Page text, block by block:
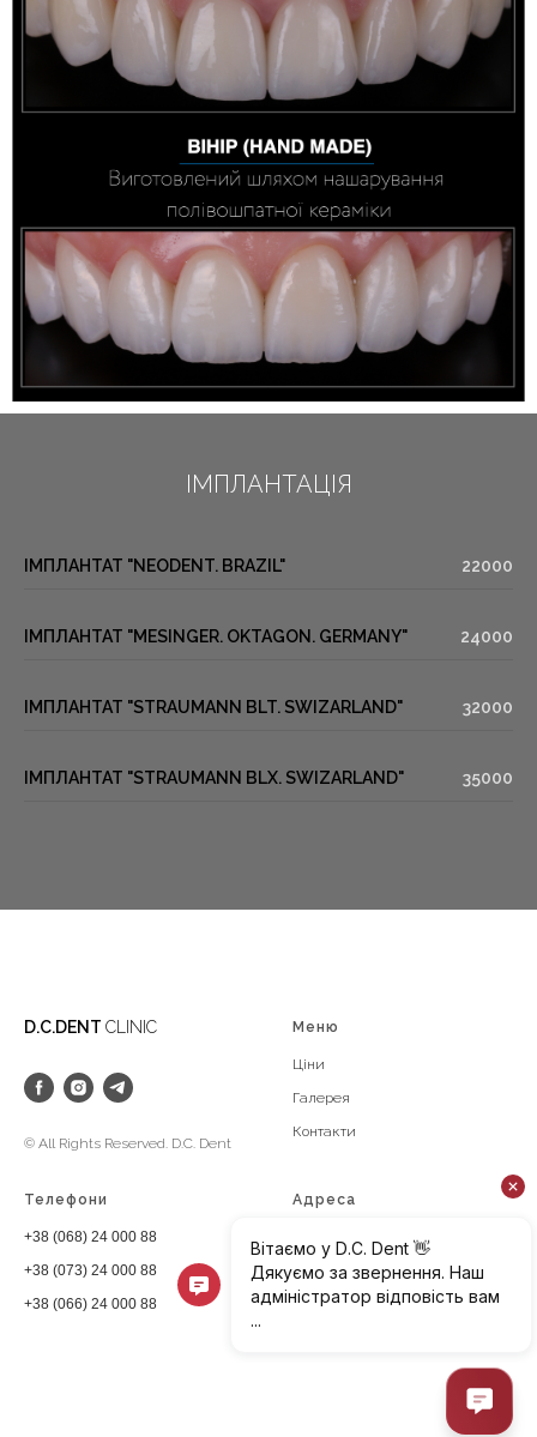
ІМПЛАНТАЦІЯ
ІМПЛАНТАТ "NEODENT. BRAZIL" 22000
ІМПЛАНТАТ "MESINGER. OKTAGON. GERMANY" 24000
ІМПЛАНТАТ "STRAUMANN BLT. SWIZARLAND" 32000
ІМПЛАНТАТ "STRAUMANN BLX. SWIZARLAND" 35000
D.C.DENT CLINIC
© All Rights Reserved. D.C. Dent
Меню
Ціни
Галерея
Контакти
Телефони
+38 (068) 24 000 88
+38 (073) 24 000 88
+38 (066) 24 000 88
Адреса
dcdentclinic@gmail.com
Київ, вул. Полтавська 10